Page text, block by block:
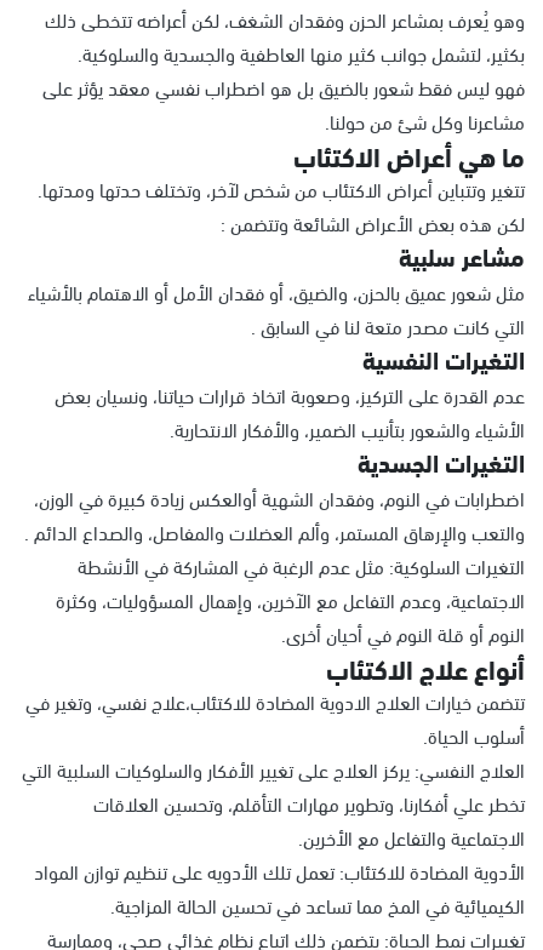
وهو يُعرف بمشاعر الحزن وفقدان الشغف، لكن أعراضه تتخطى ذلك
بكثير، لتشمل جوانب كثير منها العاطفية والجسدية والسلوكية.
فهو ليس فقط شعور بالضيق بل هو اضطراب نفسي معقد يؤثر على
مشاعرنا وكل شئ من حولنا.
ما هي أعراض الاكتئاب
تتغير وتتباين أعراض الاكتئاب من شخص لآخر، وتختلف حدتها ومدتها.
لكن هذه بعض الأعراض الشائعة وتتضمن :
مشاعر سلبية
مثل شعور عميق بالحزن، والضيق، أو فقدان الأمل أو الاهتمام بالأشياء
التي كانت مصدر متعة لنا في السابق .
التغيرات النفسية
عدم القدرة على التركيز، وصعوبة اتخاذ قرارات حياتنا، ونسيان بعض
الأشياء والشعور بتأنيب الضمير، والأفكار الانتحارية.
التغيرات الجسدية
اضطرابات في النوم، وفقدان الشهية أوالعكس زيادة كبيرة في الوزن،
والتعب والإرهاق المستمر، وألم العضلات والمفاصل، والصداع الدائم .
التغيرات السلوكية: مثل عدم الرغبة في المشاركة في الأنشطة
الاجتماعية، وعدم التفاعل مع الآخرين، وإهمال المسؤوليات، وكثرة
النوم أو قلة النوم في أحيان أخرى.
أنواع علاج الاكتئاب
تتضمن خيارات العلاج الادوية المضادة للاكتئاب،علاج نفسي، وتغير في
أسلوب الحياة.
العلاج النفسي: يركز العلاج على تغيير الأفكار والسلوكيات السلبية التي
تخطر علي أفكارنا، وتطوير مهارات التأقلم، وتحسين العلاقات
الاجتماعية والتفاعل مع الأخرين.
الأدوية المضادة للاكتئاب: تعمل تلك الأدويه على تنظيم توازن المواد
الكيميائية في المخ مما تساعد في تحسين الحالة المزاجية.
تغييرات نمط الحياة: يتضمن ذلك اتباع نظام غذائي صحي، وممارسة